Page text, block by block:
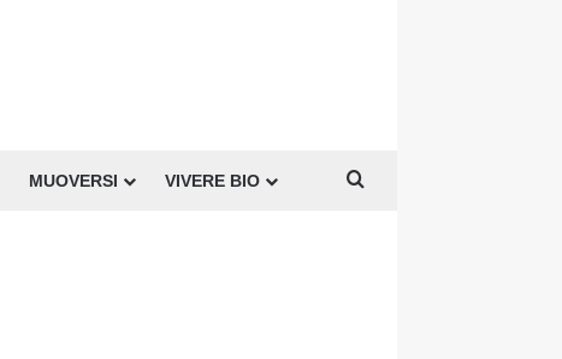
MUOVERSI VIVERE BIO